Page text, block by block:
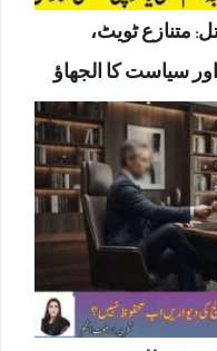
متنازع ٹویٹ،
سیاست کا الجھاؤ